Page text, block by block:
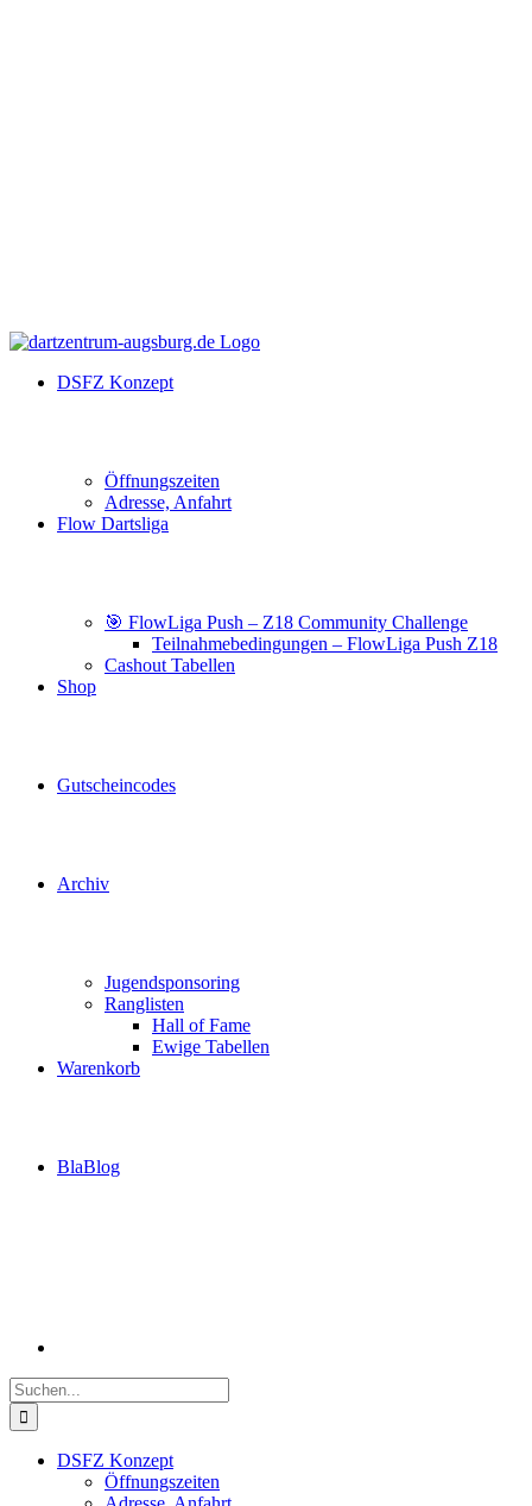
DSFZ Konzept
Öffnungszeiten
Adresse, Anfahrt
Flow Dartsliga
🎯 FlowLiga Push – Z18 Community Challenge
Teilnahmebedingungen – FlowLiga Push Z18
Cashout Tabellen
Shop
Gutscheincodes
Archiv
Jugendsponsoring
Ranglisten
Hall of Fame
Ewige Tabellen
Warenkorb
BlaBlog
Suche
nach:
DSFZ Konzept
Öffnungszeiten